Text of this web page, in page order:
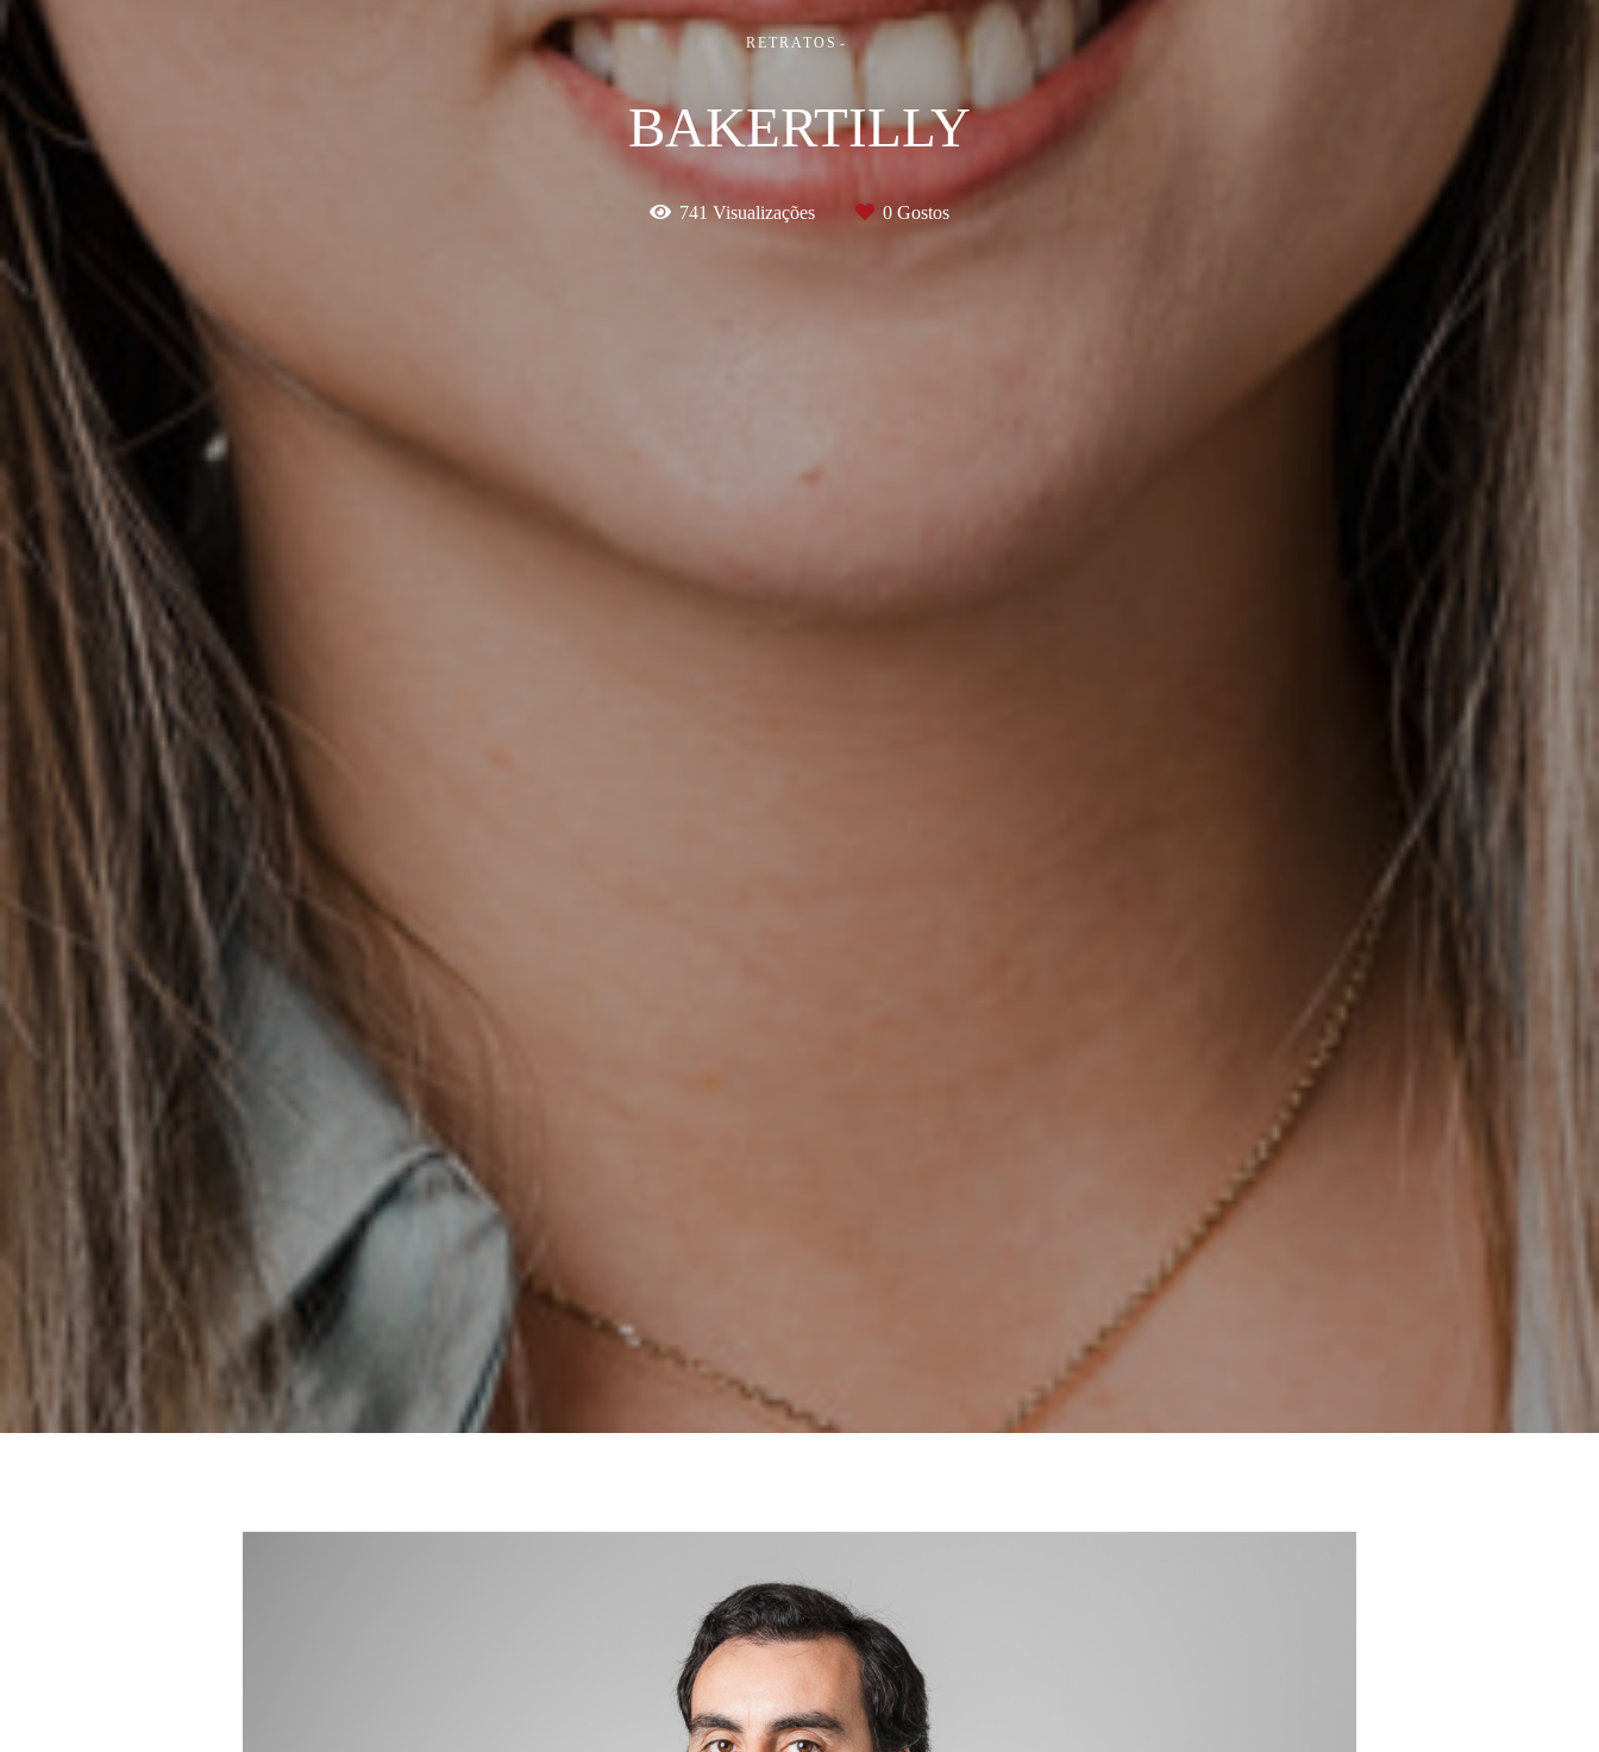
RETRATOS
BAKERTILLY
741 Visualizações 0 Gostos